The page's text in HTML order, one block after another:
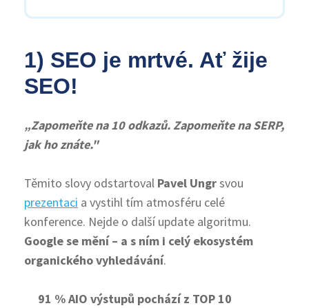
1) SEO je mrtvé. Ať žije
SEO!
„Zapomeňte na 10 odkazů. Zapomeňte na SERP,
jak ho znáte."
Těmito slovy odstartoval Pavel Ungrsvou
prezentaci a vystihl tím atmosféru celé
konference. Nejde o další update algoritmu.
Google se mění – a s ním i celý ekosystém
organického vyhledávání.
91 % AIO výstupů pochází z TOP 10